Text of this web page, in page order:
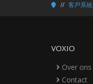
客戶系統
VOXIO
Over ons
Contact